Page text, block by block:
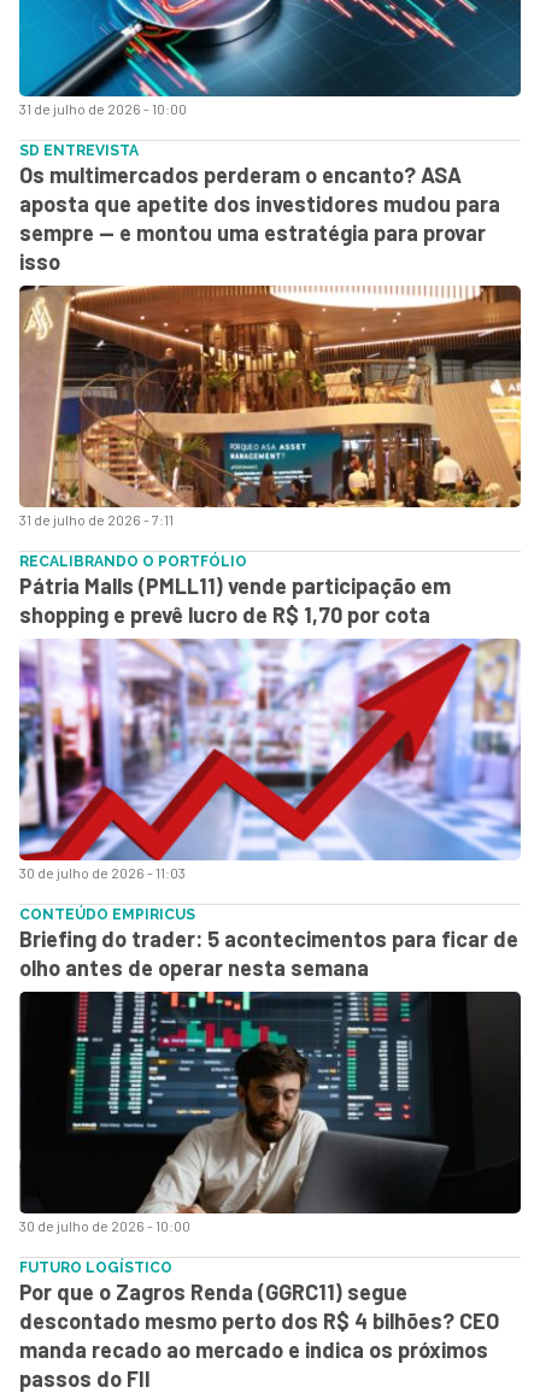
31 de julho de 2026 - 10:00
31 de julho de 2026 - 7:11
SD ENTREVISTA
Os multimercados perderam o encanto? ASA
aposta que apetite dos investidores mudou para
sempre — e montou uma estratégia para provar
isso
30 de julho de 2026 - 11:03
RECALIBRANDO O PORTFÓLIO
Pátria Malls (PMLL11) vende participação em
shopping e prevê lucro de R$ 1,70 por cota
30 de julho de 2026 - 10:00
CONTEÚDO EMPIRICUS
Briefing do trader: 5 acontecimentos para ficar de
olho antes de operar nesta semana
FUTURO LOGÍSTICO
Por que o Zagros Renda (GGRC11) segue
descontado mesmo perto dos R$ 4 bilhões? CEO
manda recado ao mercado e indica os próximos
passos do FII